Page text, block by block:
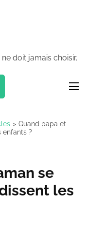
doit jamais choisir.
> Quand papa et
enfants ?
se
les